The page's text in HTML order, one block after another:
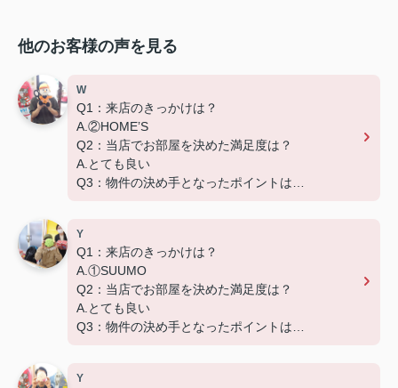
他のお客様の声を見る
W
Q1：来店のきっかけは？
A.②HOME’S
Q2：当店でお部屋を決めた満足度は？
A.とても良い
Q3：物件の決め手となったポイントは？
Y
Q1：来店のきっかけは？
A.①SUUMO
Q2：当店でお部屋を決めた満足度は？
A.とても良い
Q3：物件の決め手となったポイントは？
Y